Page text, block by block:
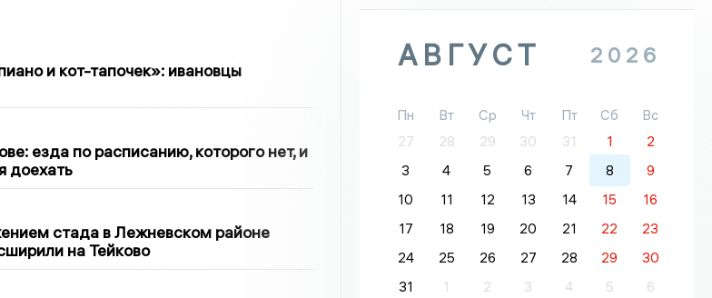
и кот-тапочек»: ивановцы
езда по расписанию, которого нет, и
доехать
стада в Лежневском районе
на Тейково
АВГУСТ 2026
Пн Вт Ср Чт Пт Сб
Вс
27
28 29 30 31 1
2
3
4 5 6 7 8
9
10
11 12 13 14 15
16
17
18 19 20 21 22
23
24
25 26 27 28 29
30
31
1 2 3 4 5 6